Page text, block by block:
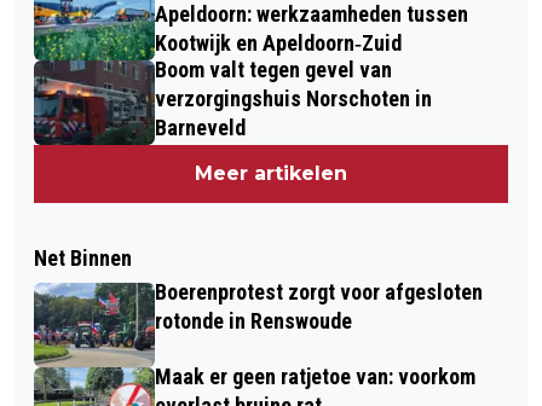
Apeldoorn: werkzaamheden tussen
Kootwijk en Apeldoorn‐Zuid
Boom valt tegen gevel van
verzorgingshuis Norschoten in
Barneveld
Meer artikelen
Net Binnen
Boerenprotest zorgt voor afgesloten
rotonde in Renswoude
Maak er geen ratjetoe van: voorkom